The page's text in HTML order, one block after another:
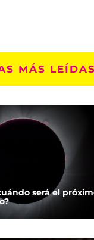
MÁS LEÍDAS
será el